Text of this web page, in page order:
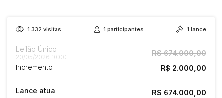
1.332 visitas 1 participantes 1 lance
Leilão Único
20/05/2026 10:00 R$ 674.000,00
Incremento R$ 2.000,00
Lance atual R$ 674.000,00